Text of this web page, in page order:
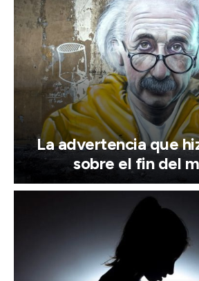
La advertencia que
sobre el fin del